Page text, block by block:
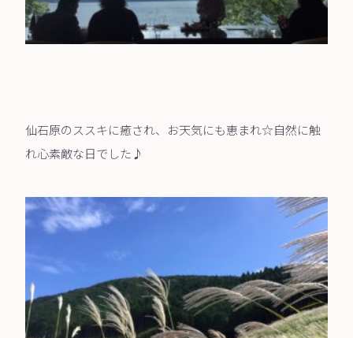
仙石原のススキに癒され、お天気にも恵まれ☆自然に触
れ心素敵な日でした♪